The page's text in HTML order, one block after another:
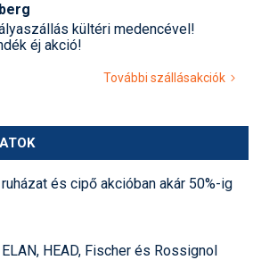
kültéri medencével!
éj akció!
További szállásakciók
és cipő akcióban akár 50%-ig
HEAD, Fischer és Rossignol